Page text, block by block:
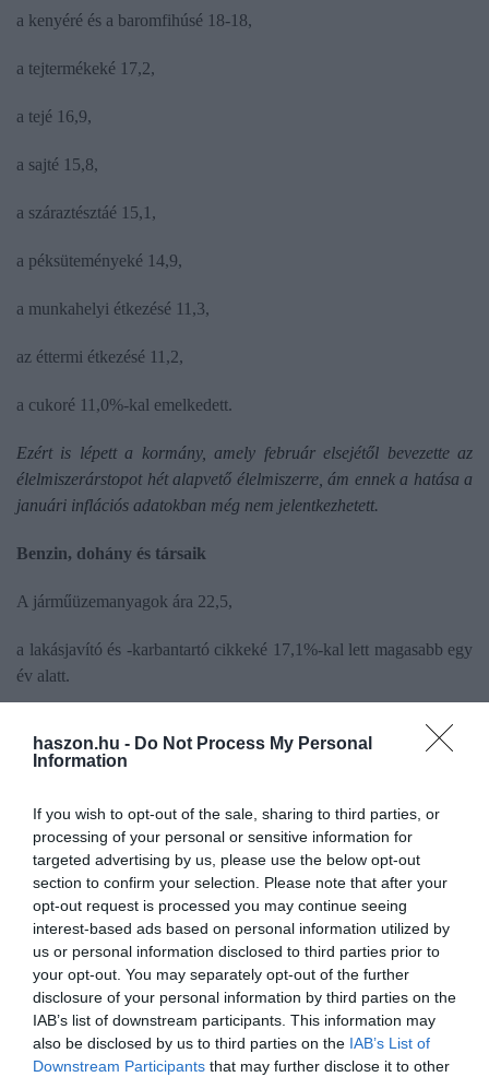
haszon.hu - Do Not Process My Personal
Information
If you wish to opt-out of the sale, sharing to third parties, or
processing of your personal or sensitive information for
targeted advertising by us, please use the below opt-out
section to confirm your selection. Please note that after your
opt-out request is processed you may continue seeing
interest-based ads based on personal information utilized by
us or personal information disclosed to third parties prior to
your opt-out. You may separately opt-out of the further
disclosure of your personal information by third parties on the
IAB’s list of downstream participants. This information may
also be disclosed by us to third parties on the IAB’s List of
Downstream Participants that may further disclose it to other
a kenyéré és a baromfihúsé 18-18,
a tejtermékeké 17,2,
a tejé 16,9,
a sajté 15,8,
a száraztésztáé 15,1,
a péksüteményeké 14,9,
a munkahelyi étkezésé 11,3,
az éttermi étkezésé 11,2,
a cukoré 11,0%-kal emelkedett.
Ezért is lépett a kormány, amely február elsejétől bevezette az
élelmiszerárstopot hét alapvető élelmiszerre, ám ennek a hatása a
januári inflációs adatokban még nem jelentkezhetett.
Benzin, dohány és társaik
A járműüzemanyagok ára 22,5,
a lakásjavító és -karbantartó cikkeké 17,1%-kal lett magasabb egy
év alatt.
Pedig az üzemanyagok árát maximálták, ami fékezte a drágulást.
A szeszes italok, dohányáruk átlagosan 7,7, ezen belül a
7,9, ezen belül a konyha- és egyéb bútorokért 15,7, a
szobabútorokért 13,9, a televíziókért 8,8, a használt
személygépkocsikért 8,2%-kal kellett többet fizetni. A
szolgáltatások díja 5,2%-kal emelkedett, ezen belül a lakásjavítás
és -karbantartás 16,3, a járműjavítás és -karbantartás 10,7%-kal
került többe.
Egy hónap alatt, 2021. decemberhez viszonyítva, a fogyasztói
árak átlagosan 1,4%-kal nőttek. Egyetlen jó hírünk van: A szezon
végi kiárusítások következtében a ruházkodási cikkek 1,7%-kal